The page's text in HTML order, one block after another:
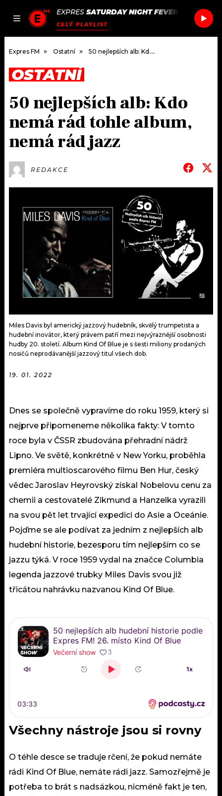
JAK
SEZNAM.CZ
EXPRES SATURDAY NIGHT FEVER
CELÝ PLAYLIST
DOMŮ
ČLÁNKY
AKTUÁLNĚ
ROZHOVORY
KALENDÁŘ
VIP
TRENDY
KULTURA
MIX
OSTATNÍ
PODCASTY
JAK NALADIT
APLIKACE
PROGRAM
PLAYLIST
JAK NALADIT
SOUTĚŽE
Expres FM Ostatní 50 nejlepších alb: Kdo nemá rád tohle album, nemá rád jazz
OSTATNÍ
50 nejlepších alb: Kdo
nemá rád tohle album,
nemá rád jazz
REDAKCE
Miles Davis byl americký jazzový hudebník, skvělý trumpetista a
hudební inovátor, který právem patří mezi nejvýraznější osobnosti
hudby 20. století. Album Kind Of Blue je s šesti miliony prodaných
nosičů neprodávanější jazzový titul všech dob.
19. 01. 2022
Dnes se společně vypravíme do roku 1959, který si
nejprve připomeneme několika fakty: V tomto
roce byla v ČSSR zbudována přehradní nádrž
Lipno. Ve světě, konkrétně v New Yorku, proběhla
premiéra multioscarového filmu Ben Hur, český
vědec Jaroslav Heyrovský získal Nobelovu cenu za
chemii a cestovatelé Zikmund a Hanzelka vyrazili
na svou pět let trvající expedici do Asie a Oceánie.
Pojďme se ale podívat za jedním z nejlepších alb
hudební historie, bezesporu tím nejlepším co se
jazzu týká. V roce 1959 vydal na značce Columbia
legenda jazzové trubky Miles Davis svou již
třicátou nahrávku nazvanou Kind Of Blue.
Všechny nástroje jsou si rovny
O téhle desce se traduje rčení, že pokud nemáte
rádi Kind Of Blue, nemáte rádi jazz. Samozřejmě je
potřeba to brát s nadsázkou, nicméně fakt je ten,